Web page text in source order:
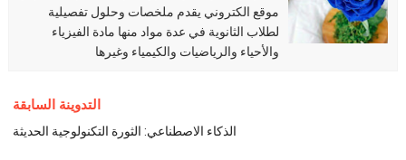
موقع الكتروني يقدم ملخصات وحلول تفصيلية
لطلاب الثانوية في عدة مواد منها مادة الفيزياء
والأحياء والرياضيات والكيمياء وغيرها
التدوينة السابقة
الذكاء الاصطناعي: الثورة التكنولوجية الحديثة